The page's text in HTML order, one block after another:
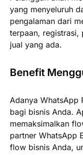
yang menyeluruh
pengalaman dari
terpaan, registrasi,
jual yang ada.
Benefit
Adanya WhatsApp
bagi bisnis Anda.
memaksimalkan
partner WhatsApp
flow bisnis Anda,